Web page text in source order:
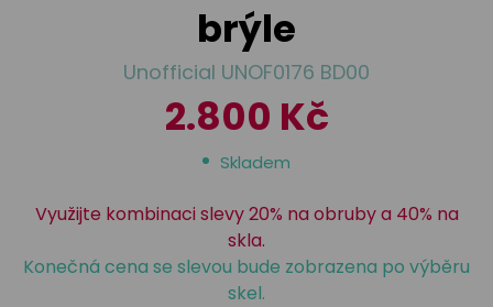
brýle
Unofficial UNOF0176 BD00
2.800 Kč
Skladem
Využijte kombinaci slevy 20% na obruby a 40% na
skla.
Konečná cena se slevou bude zobrazena po výběru
skel.